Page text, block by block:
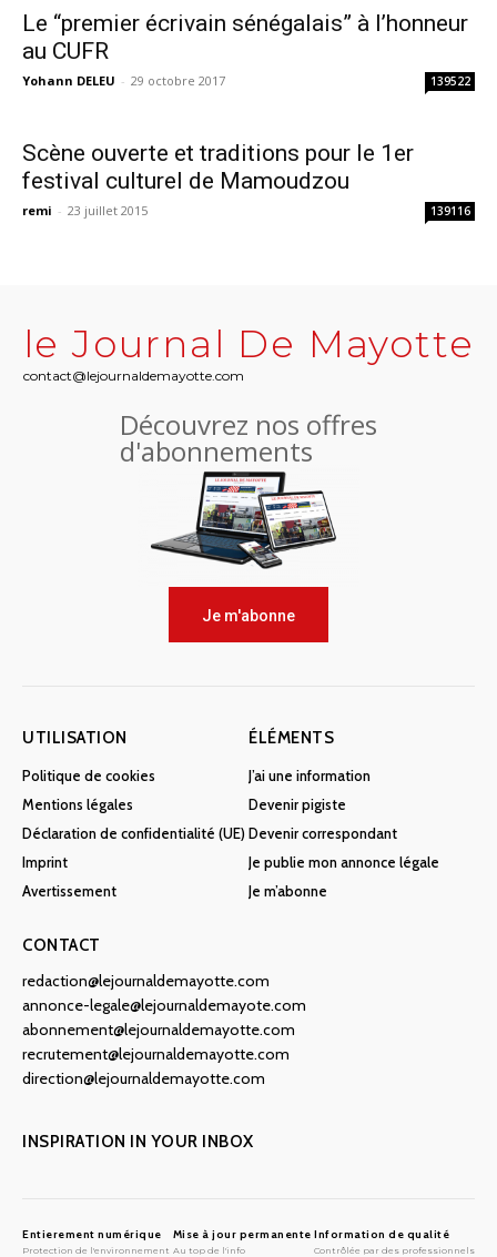
Le “premier écrivain sénégalais” à l’honneur
au CUFR
Yohann DELEU - 29 octobre 2017 139522
Scène ouverte et traditions pour le 1er
festival culturel de Mamoudzou
remi - 23 juillet 2015 139116
le Journal De Mayotte
contact@lejournaldemayotte.com
Découvrez nos offres
d'abonnements
Je m'abonne
UTILISATION
Politique de cookies
Mentions légales
Déclaration de confidentialité (UE)
Imprint
Avertissement
ÉLÉMENTS
J’ai une information
Devenir pigiste
Devenir correspondant
Je publie mon annonce légale
Je m’abonne
CONTACT
redaction@lejournaldemayotte.com
annonce-legale@lejournaldemayote.com
abonnement@lejournaldemayotte.com
recrutement@lejournaldemayotte.com
direction@lejournaldemayotte.com
INSPIRATION IN YOUR INBOX
Entierement numérique
Protection de l'environnement
Mise à jour permanente
Au top de l'info
Information de qualité
Contrôlée par des professionnels